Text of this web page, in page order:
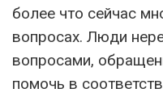
более что сейчас
вопросах. Люди
вопросами,
помочь в